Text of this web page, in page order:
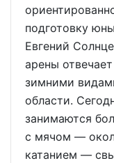
подготовку
Евгений
арены
зимними
области.
занимаются
с мячом —
катанием —